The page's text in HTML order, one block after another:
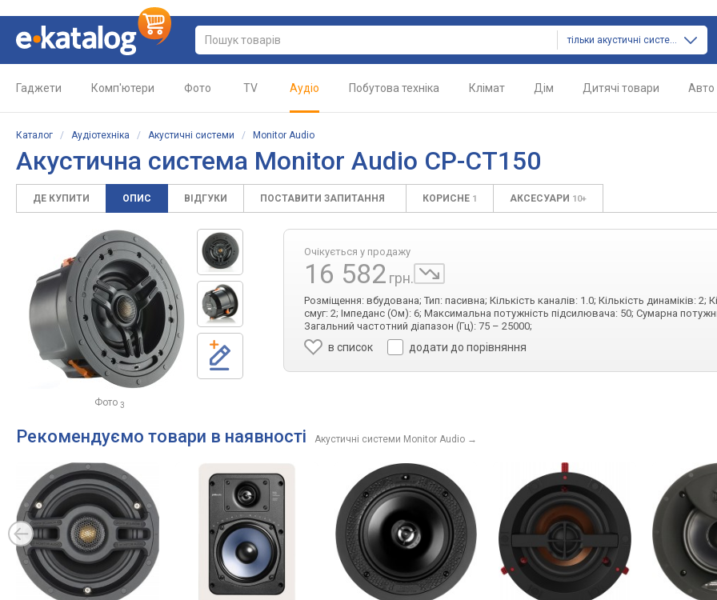
тільки акустичні системи
Гаджети Комп'ютери Фото TV Аудіо Побутова техніка Клімат Дім Дитячі товари Авто
Каталог / Аудіотехніка / Акустичні системи / Monitor Audio
Акустична система Monitor Audio CP-CT150
ДЕ КУПИТИ ОПИС ВІДГУКИ ПОСТАВИТИ ЗАПИТАННЯ КОРИСНЕ 1 АКСЕСУАРИ 10+
Фото 3
Очікується у продажу
16 582 грн.
Розміщення: вбудована; Тип: пасивна; Кількість каналів: 1.0; Кількість динаміків: 2;
смуг: 2; Імпеданс (Ом): 6; Максимальна потужність підсилювача: 50; Сумарна
Загальний частотний діапазон (Гц): 75 – 25000;
в список додати до порівняння
Рекомендуємо товари в наявності Акустичні системи Monitor Audio →